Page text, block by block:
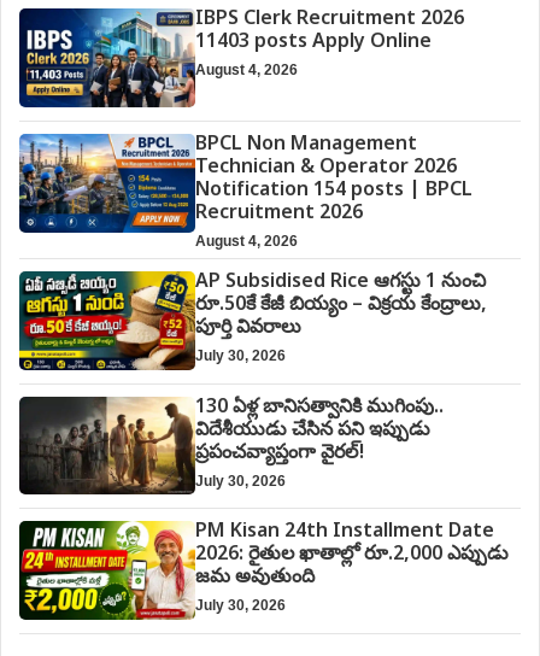
IBPS Clerk Recruitment 2026
11403 posts Apply Online
August 4, 2026
BPCL Non Management
Technician & Operator 2026
Notification 154 posts | BPCL
Recruitment 2026
August 4, 2026
AP Subsidised Rice ఆగస్టు 1 నుంచి
రూ.50కే కేజీ బియ్యం – విక్రయ కేంద్రాలు,
పూర్తి వివరాలు
July 30, 2026
130 ఏళ్ల బానిసత్వానికి ముగింపు..
విదేశీయుడు చేసిన పని ఇప్పుడు
ప్రపంచవ్యాప్తంగా వైరల్!
July 30, 2026
PM Kisan 24th Installment Date
2026: రైతుల ఖాతాల్లో రూ.2,000 ఎప్పుడు
జమ అవుతుంది
July 30, 2026